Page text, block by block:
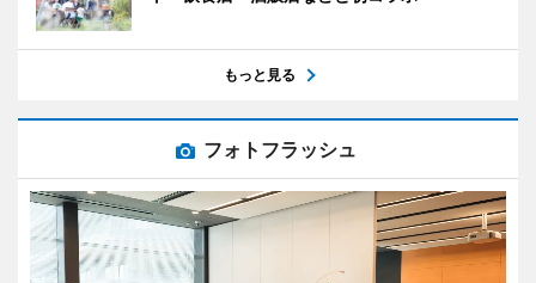
もっと見る
フォトフラッシュ